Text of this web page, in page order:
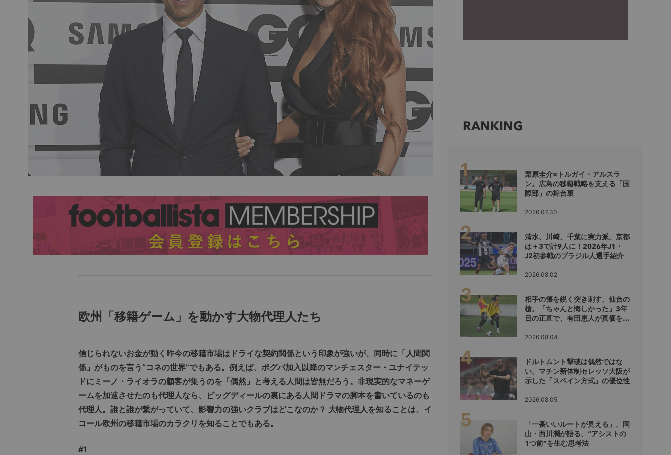
欧州「移籍ゲーム」を動かす大物代理人たち
信じられないお金が動く昨今の移籍市場はドライな契約関係という印象が強いが、同時に「人間関
係」がものを言う“コネの世界”でもある。例えば、ポグバ加入以降のマンチェスター・ユナイテッ
ドにミーノ・ライオラの顧客が集うのを「偶然」と考える人間は皆無だろう。非現実的なマネーゲ
ームを加速させたのも代理人なら、ビッグディールの裏にある人間ドラマの脚本を書いているのも
代理人。誰と誰が繋がっていて、影響力の強いクラブはどこなのか？ 大物代理人を知ることは、イ
コール欧州の移籍市場のカラクリを知ることでもある。
#1
RANKING
栗原圭介×トルガイ・アルスラ
ン。広島の移籍戦略を支える「国
際部」の舞台裏
2026.07.30
清水、川崎、千葉に実力派、京都
は＋3で計9人に！2026年J1・
J2初参戦のブラジル人選手紹介
2026.08.02
相手の懐を鋭く突き刺す、仙台の
槍。「ちゃんと悔しかった」3年
目の正直で、有田恵人が真価を示
2026.08.04
ドルトムント撃破は偶然ではな
い。マチン新体制セレッソ大阪が
示した「スペイン方式」の優位性
2026.08.05
「一番いいルートが見える」。岡
山・西川潤が語る、“アシストの
1つ前”を生む思考法